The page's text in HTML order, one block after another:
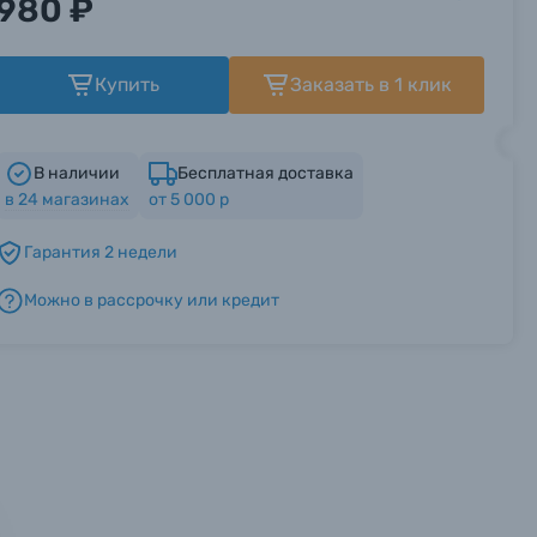
₽
Купить Заказать в 1 клик
В наличии
в 24 магазинах
Бесплатная доставка
от 5 000 р
Гарантия 2 недели
Можно в рассрочку или кредит